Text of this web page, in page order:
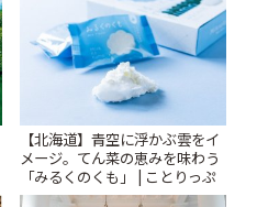
【北海道】青空に浮かぶ雲をイ
メージ。てん菜の恵みを味わう
「みるくのくも」 | ことりっぷ